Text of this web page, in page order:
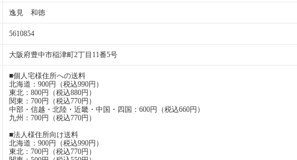
逸見 和徳
5610854
大阪府豊中市稲津町2丁目11番5号
■個人宅様住所への送料
北海道：900円（税込990円）
東北：800円（税込880円）
関東：700円（税込770円）
中部・信越・北陸・近畿・中国・四国：600円（税込660円）
九州：700円（税込770円）
■法人様住所向け送料
北海道：900円（税込990円）
東北：700円（税込770円）